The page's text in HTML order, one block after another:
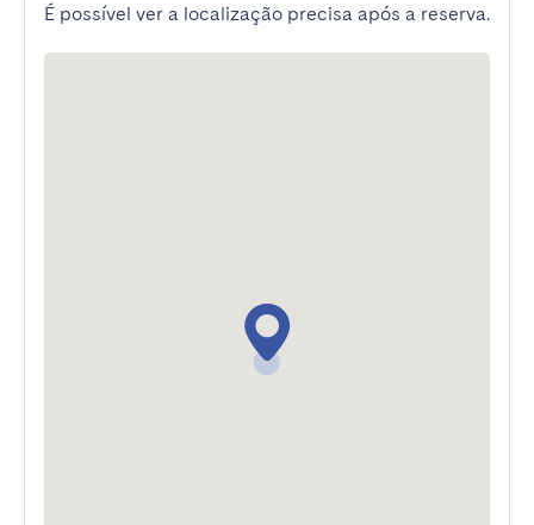
É possível ver a localização precisa após a reserva.